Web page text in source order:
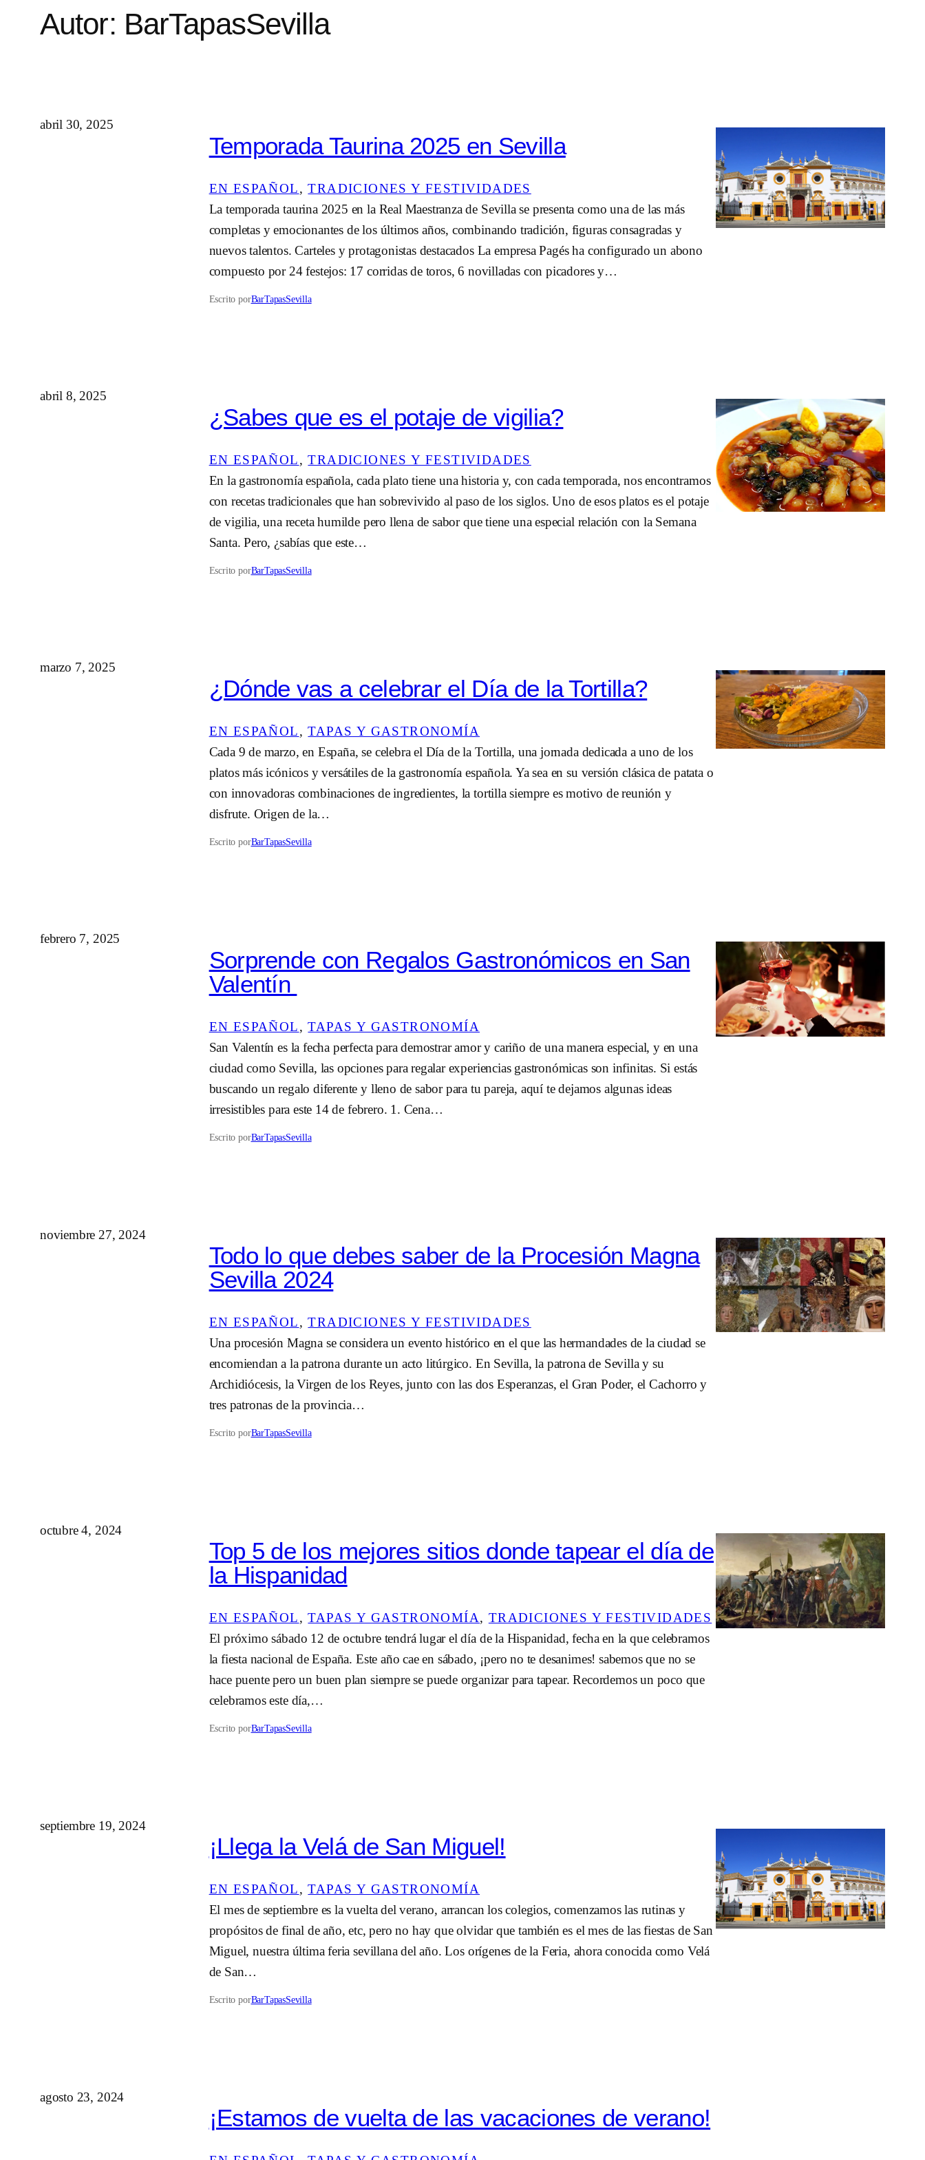
Autor: BarTapasSevilla
abril 30, 2025
Temporada Taurina 2025 en Sevilla
EN ESPAÑOL, TRADICIONES Y FESTIVIDADES
La temporada taurina 2025 en la Real Maestranza de Sevilla se presenta como una de las más
completas y emocionantes de los últimos años, combinando tradición, figuras consagradas y
nuevos talentos.​ Carteles y protagonistas destacados La empresa Pagés ha configurado un abono
compuesto por 24 festejos: 17 corridas de toros, 6 novilladas con picadores y…
Escrito porBarTapasSevilla
abril 8, 2025
¿Sabes que es el potaje de vigilia?
EN ESPAÑOL, TRADICIONES Y FESTIVIDADES
En la gastronomía española, cada plato tiene una historia y, con cada temporada, nos encontramos
con recetas tradicionales que han sobrevivido al paso de los siglos. Uno de esos platos es el potaje
de vigilia, una receta humilde pero llena de sabor que tiene una especial relación con la Semana
Santa. Pero, ¿sabías que este…
Escrito porBarTapasSevilla
marzo 7, 2025
¿Dónde vas a celebrar el Día de la Tortilla?
EN ESPAÑOL, TAPAS Y GASTRONOMÍA
Cada 9 de marzo, en España, se celebra el Día de la Tortilla, una jornada dedicada a uno de los
platos más icónicos y versátiles de la gastronomía española. Ya sea en su versión clásica de patata o
con innovadoras combinaciones de ingredientes, la tortilla siempre es motivo de reunión y
disfrute. Origen de la…
Escrito porBarTapasSevilla
febrero 7, 2025
Sorprende con Regalos Gastronómicos en San
Valentín
EN ESPAÑOL, TAPAS Y GASTRONOMÍA
San Valentín es la fecha perfecta para demostrar amor y cariño de una manera especial, y en una
ciudad como Sevilla, las opciones para regalar experiencias gastronómicas son infinitas. Si estás
buscando un regalo diferente y lleno de sabor para tu pareja, aquí te dejamos algunas ideas
irresistibles para este 14 de febrero. 1. Cena…
Escrito porBarTapasSevilla
noviembre 27, 2024
Todo lo que debes saber de la Procesión Magna
Sevilla 2024
EN ESPAÑOL, TRADICIONES Y FESTIVIDADES
Una procesión Magna se considera un evento histórico en el que las hermandades de la ciudad se
encomiendan a la patrona durante un acto litúrgico. En Sevilla, la patrona de Sevilla y su
Archidiócesis, la Virgen de los Reyes, junto con las dos Esperanzas, el Gran Poder, el Cachorro y
tres patronas de la provincia…
Escrito porBarTapasSevilla
octubre 4, 2024
Top 5 de los mejores sitios donde tapear el día de
la Hispanidad
EN ESPAÑOL, TAPAS Y GASTRONOMÍA, TRADICIONES Y FESTIVIDADES
El próximo sábado 12 de octubre tendrá lugar el día de la Hispanidad, fecha en la que celebramos
la fiesta nacional de España. Este año cae en sábado, ¡pero no te desanimes! sabemos que no se
hace puente pero un buen plan siempre se puede organizar para tapear. Recordemos un poco que
celebramos este día,…
Escrito porBarTapasSevilla
septiembre 19, 2024
¡Llega la Velá de San Miguel!
EN ESPAÑOL, TAPAS Y GASTRONOMÍA
El mes de septiembre es la vuelta del verano, arrancan los colegios, comenzamos las rutinas y
propósitos de final de año, etc, pero no hay que olvidar que también es el mes de las fiestas de San
Miguel, nuestra última feria sevillana del año. Los orígenes de la Feria, ahora conocida como Velá
de San…
Escrito porBarTapasSevilla
agosto 23, 2024
¡Estamos de vuelta de las vacaciones de verano!